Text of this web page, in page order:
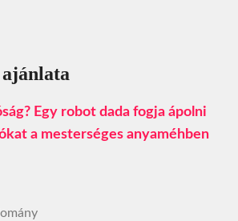
ajánlata
Egy robot dada fogja ápolni
a mesterséges anyaméhben